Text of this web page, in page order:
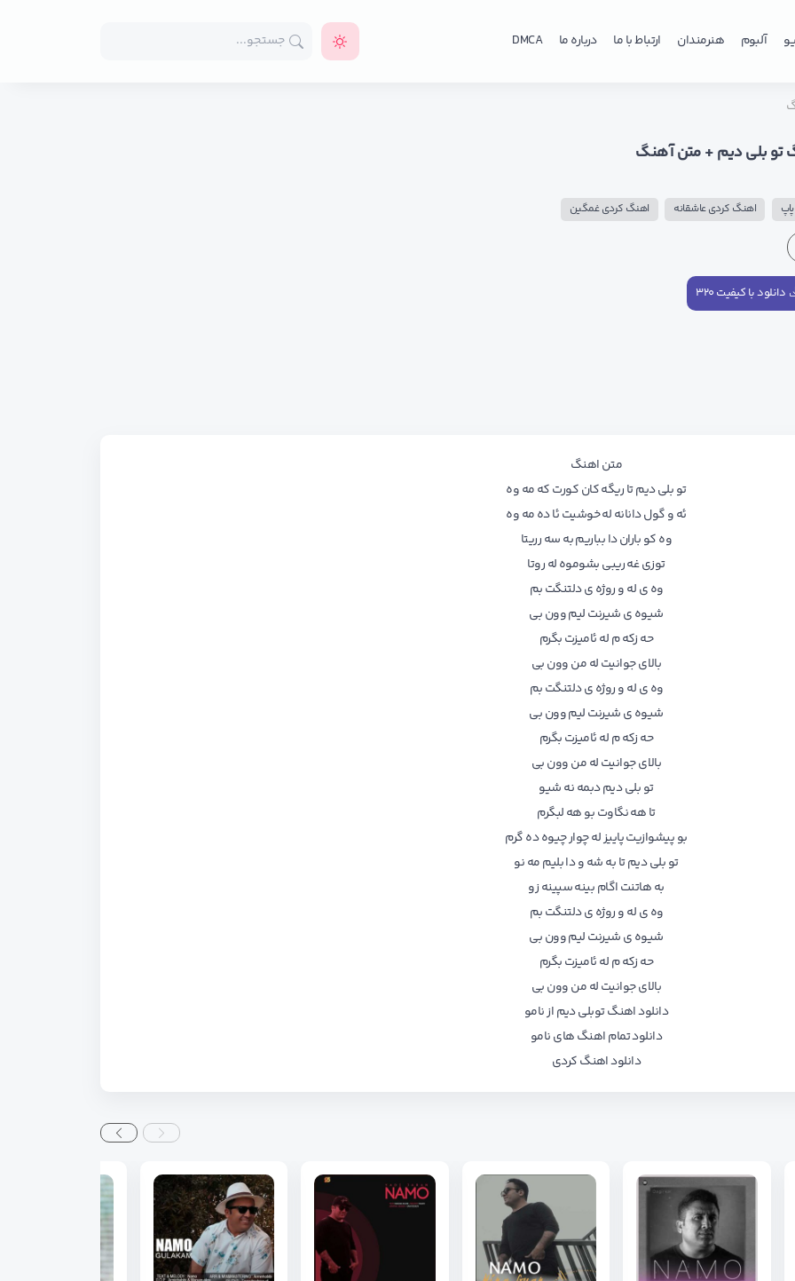
آلبوم هنرمندان ارتباط با ما درباره ما DMCA
تو بلی دیم + متن آهنگ
اهنگ کردی عاشقانه اهنگ کردی غمگین
دانلود با کیفیت ۳۲۰
متن اهنگ
تو بلی دیم تا ریگه کان کورت که مه وه
ئه و گول دانانه له خوشیت ئا ده مه وه
وه کو باران دا بباریم به سه رریتا
توزی غه ریبی بشوموه له روتا
وه ی له و روژه ی دلتنگت بم
شیوه ی شیرنت لیم وون بی
حه زکه م له ئامیزت بگرم
بالای جوانیت له من وون بی
وه ی له و روژه ی دلتنگت بم
شیوه ی شیرنت لیم وون بی
حه زکه م له ئامیزت بگرم
بالای جوانیت له من وون بی
تو بلی دیم دبمه نه شیو
تا هه نگاوت بو هه لبگرم
بو پیشوازیت پاییز له چوار چیوه ده گرم
تو بلی دیم تا به شه و دا بلیم مه نو
به هاتنت اگام بینه سپینه زو
وه ی له و روژه ی دلتنگت بم
شیوه ی شیرنت لیم وون بی
حه زکه م له ئامیزت بگرم
بالای جوانیت له من وون بی
دانلود اهنگ توبلی دیم از نامو
دانلود تمام اهنگ های نامو
دانلود اهنگ کردی